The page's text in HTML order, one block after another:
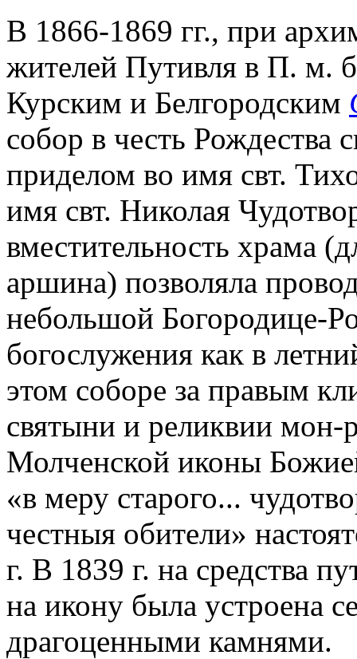
В 1866-1869 гг., при
жителей Путивля в П. м.
Курским и Белгородским
собор в честь Рождества
приделом во имя свт.
имя свт. Николая
вместительность храма
аршина) позволяла
небольшой Богородице-
богослужения как в
этом соборе за правым
святыни и реликвии мон-
Молченской иконы
«в меру старого...
честныя обители»
г. В 1839 г. на средства
на икону была устроена
драгоценными камнями.